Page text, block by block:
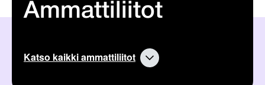
Ammattiliitot
Katso kaikki ammattiliitot